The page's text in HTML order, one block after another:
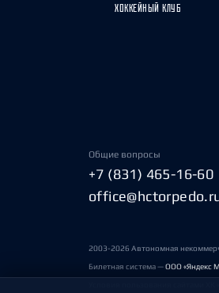
ХОККЕЙНЫЙ КЛУБ
Общие вопросы
+7 (831) 465-16-60
2003-2026 Автономная
Билетная система —ООО «Яндекс